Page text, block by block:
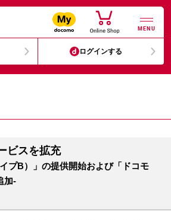
MENU
ログインする
ビスを拡充
プB）」の提供開始および「ドコモ
加-